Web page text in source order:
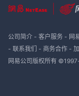
公司简介- 客户服务- 网
- 联系我们 - 商务合作-
网易公司版权所有